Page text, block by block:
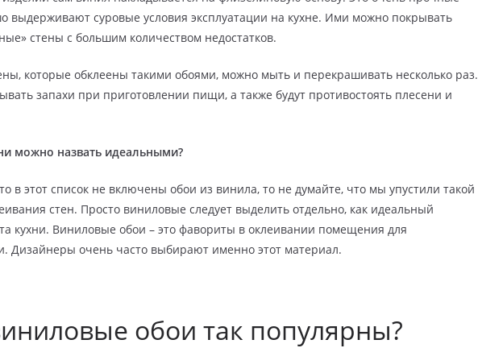
выдерживают суровые условия эксплуатации на кухне. Ими можно покрывать
стены с большим количеством недостатков.
которые обклеены такими обоями, можно мыть и перекрашивать несколько раз.
запахи при приготовлении пищи, а также будут противостоять плесени и
можно назвать идеальными?
в этот список не включены обои из винила, то не думайте, что мы упустили такой
стен. Просто виниловые следует выделить отдельно, как идеальный
кухни. Виниловые обои – это фавориты в оклеивании помещения для
Дизайнеры очень часто выбирают именно этот материал.
обои так популярны?